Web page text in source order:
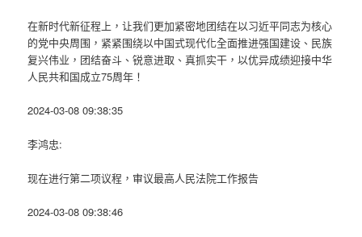
在新时代新征程上，让我们更加紧密地团结在以习近平同志为核心
的党中央周围，紧紧围绕以中国式现代化全面推进强国建设、民族
复兴伟业，团结奋斗、锐意进取、真抓实干，以优异成绩迎接中华
人民共和国成立75周年！
2024-03-08 09:38:35
李鸿忠:
现在进行第二项议程，审议最高人民法院工作报告
2024-03-08 09:38:46